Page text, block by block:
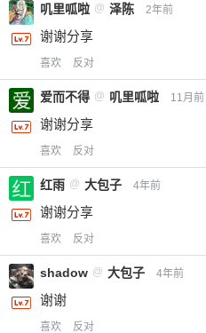
叽里呱啦 @ 泽陈 2年前
谢谢分享
喜欢 反对
爱而不得 @ 叽里呱啦 11月前
谢谢分享
喜欢 反对
红雨 @ 大包子 4年前
谢谢分享
喜欢 反对
shadow @ 大包子 4年前
谢谢
喜欢 反对